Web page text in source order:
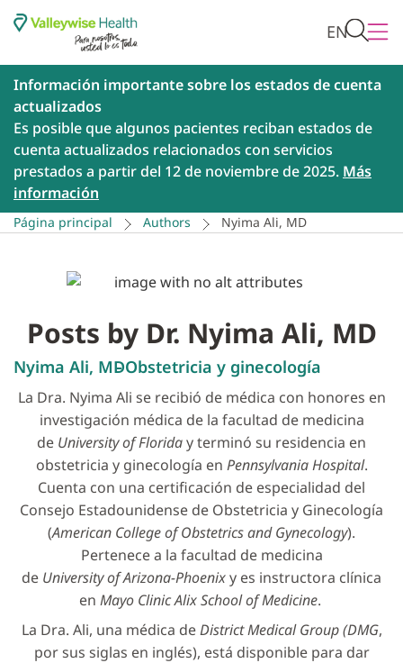
EN
Información importante sobre los estados de cuenta
actualizados
Es posible que algunos pacientes reciban estados de
cuenta actualizados relacionados con servicios
prestados a partir del 12 de noviembre de 2025. Más
información
Página principal Authors Nyima Ali, MD
Posts by Dr. Nyima Ali, MD
Nyima Ali, MDObstetricia y ginecología
La Dra. Nyima Ali se recibió de médica con honores en
investigación médica de la facultad de medicina
de University of Floriday terminó su residencia en
obstetricia y ginecología en Pennsylvania Hospital.
Cuenta con una certificación de especialidad del
Consejo Estadounidense de Obstetricia y Ginecología
(American College of Obstetrics and Gynecology).
Pertenece a la facultad de medicina
de University of Arizona-Phoenixy es instructora clínica
en Mayo Clinic Alix School of Medicine.
La Dra. Ali, una médica deDistrict Medical Group (DMG,
por sus siglas en inglés), está disponible para dar